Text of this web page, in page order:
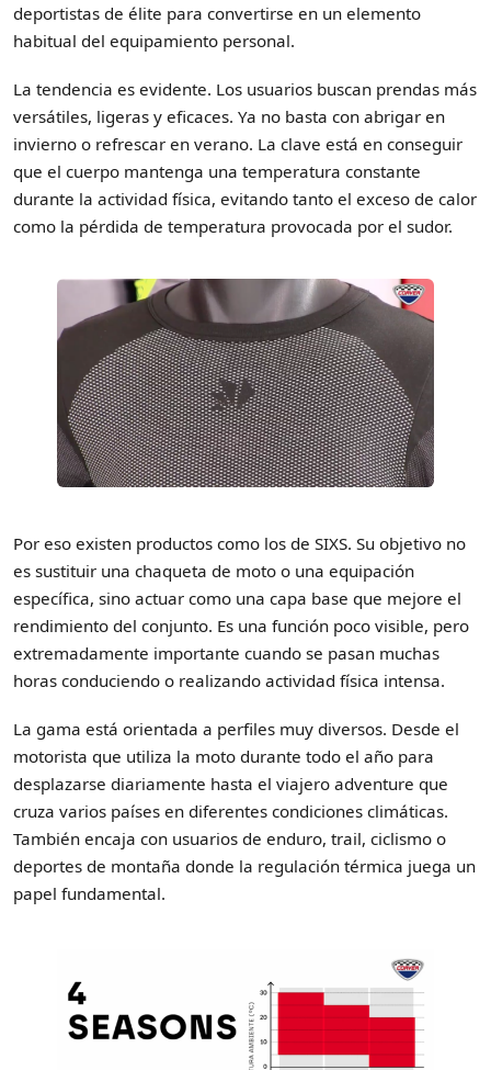
deportistas de élite para convertirse en un elemento
habitual del equipamiento personal.
La tendencia es evidente. Los usuarios buscan prendas más
versátiles, ligeras y eficaces. Ya no basta con abrigar en
invierno o refrescar en verano. La clave está en conseguir
que el cuerpo mantenga una temperatura constante
durante la actividad física, evitando tanto el exceso de calor
como la pérdida de temperatura provocada por el sudor.
Por eso existen productos como los de SIXS. Su objetivo no
es sustituir una chaqueta de moto o una equipación
específica, sino actuar como una capa base que mejore el
rendimiento del conjunto. Es una función poco visible, pero
extremadamente importante cuando se pasan muchas
horas conduciendo o realizando actividad física intensa.
La gama está orientada a perfiles muy diversos. Desde el
motorista que utiliza la moto durante todo el año para
desplazarse diariamente hasta el viajero adventure que
cruza varios países en diferentes condiciones climáticas.
También encaja con usuarios de enduro, trail, ciclismo o
deportes de montaña donde la regulación térmica juega un
papel fundamental.